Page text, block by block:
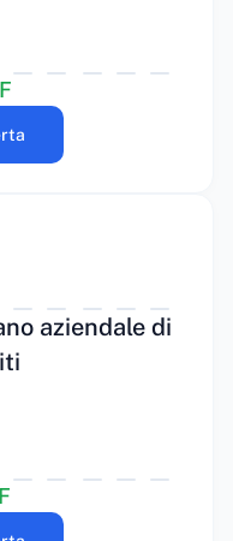
aziendale di